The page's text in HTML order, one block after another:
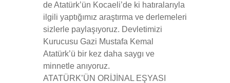
de Atatürk’ün Kocaeli’de ki hatıralarıyla
ilgili yaptığımız araştırma ve derlemeleri
sizlerle paylaşıyoruz. Devletimizi
Kurucusu Gazi Mustafa Kemal
Atatürk’ü bir kez daha saygı ve
minnetle anıyoruz.
ATATÜRK’ÜN ORİJİNAL EŞYASI